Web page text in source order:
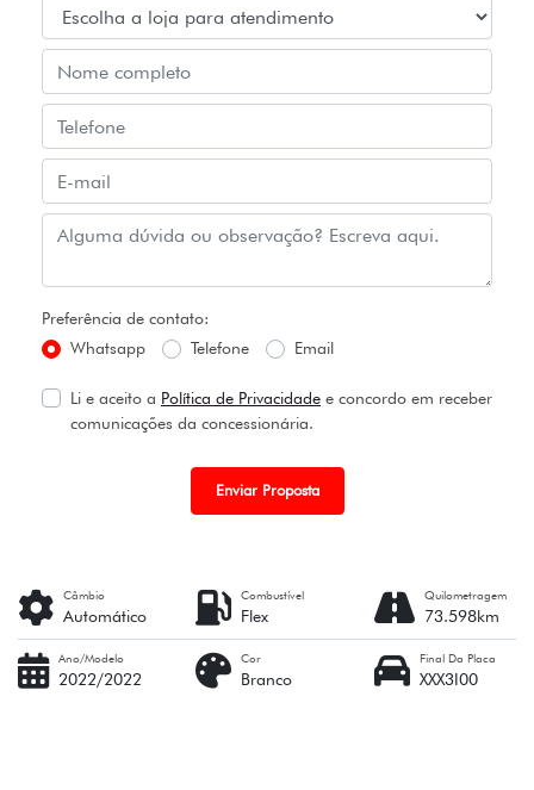
Preferência de contato:
Whatsapp
Telefone Email
Li e aceito a Política de Privacidade e concordo em receber
comunicações da concessionária.
Enviar Proposta
Câmbio
Automático
Combustível
Flex
Quilometragem
73.598km
Ano/Modelo
2022/2022
Cor
Branco
Final Da Placa
XXX3I00